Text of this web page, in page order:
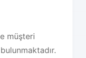
müşteri